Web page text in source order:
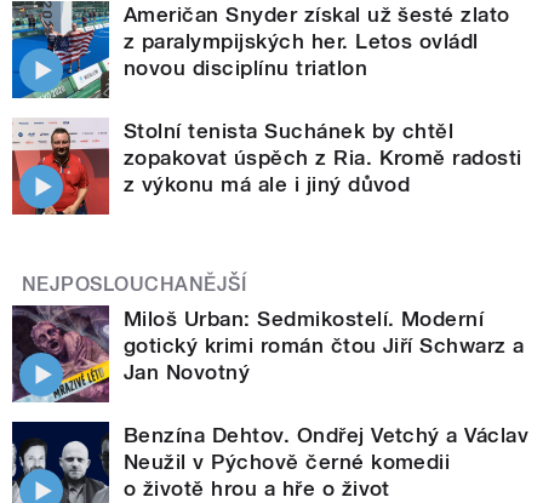
Američan Snyder získal už šesté zlato
z paralympijských her. Letos ovládl
novou disciplínu triatlon
Stolní tenista Suchánek by chtěl
zopakovat úspěch z Ria. Kromě radosti
z výkonu má ale i jiný důvod
NEJPOSLOUCHANĚJŠÍ
Miloš Urban: Sedmikostelí. Moderní
gotický krimi román čtou Jiří Schwarz a
Jan Novotný
Benzína Dehtov. Ondřej Vetchý a Václav
Neužil v Pýchově černé komedii
o životě hrou a hře o život